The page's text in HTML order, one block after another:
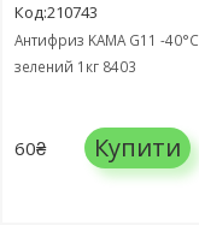
Код:210743
Антифриз KAMA G11 -40°C
зелений 1кг 8403
60₴ Купити